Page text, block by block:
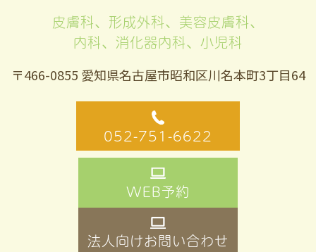
皮膚科、形成外科、美容皮膚科、
内科、消化器内科、小児科
〒466-0855 愛知県名古屋市昭和区川名本町3丁目64
052-751-6622
WEB予約
法人向けお問い合わせ